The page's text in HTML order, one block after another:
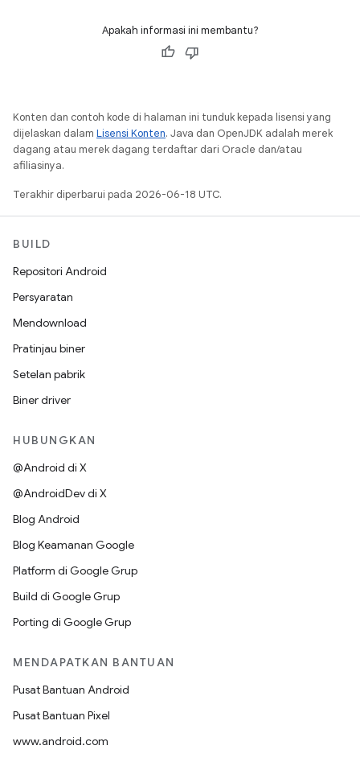
Apakah informasi ini membantu?
Konten dan contoh kode di halaman ini tunduk kepada lisensi yang
dijelaskan dalam Lisensi Konten. Java dan OpenJDK adalah merek
dagang atau merek dagang terdaftar dari Oracle dan/atau
afiliasinya.
Terakhir diperbarui pada 2026-06-18 UTC.
BUILD
Repositori Android
Persyaratan
Mendownload
Pratinjau biner
Setelan pabrik
Biner driver
HUBUNGKAN
@Android di X
@AndroidDev di X
Blog Android
Blog Keamanan Google
Platform di Google Grup
Build di Google Grup
Porting di Google Grup
MENDAPATKAN BANTUAN
Pusat Bantuan Android
Pusat Bantuan Pixel
www.android.com